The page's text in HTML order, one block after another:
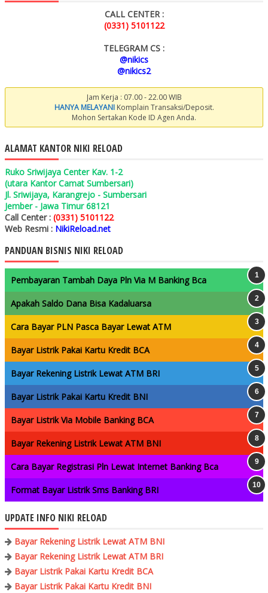
CALL CENTER :
(0331) 5101122
TELEGRAM CS :
@nikics
@nikics2
Jam Kerja : 07.00 - 22.00 WIB
HANYA MELAYANIKomplain Transaksi/Deposit.
Mohon Sertakan Kode ID Agen Anda.
ALAMAT KANTOR NIKI RELOAD
Ruko Sriwijaya Center Kav. 1-2
(utara Kantor Camat Sumbersari)
Jl. Sriwijaya, Karangrejo - Sumbersari
Jember - Jawa Timur 68121
Call Center : (0331) 5101122
Web Resmi : NikiReload.net
PANDUAN BISNIS NIKI RELOAD
Pembayaran Tambah Daya Pln Via M Banking Bca
Apakah Saldo Dana Bisa Kadaluarsa
Cara Bayar PLN Pasca Bayar Lewat ATM
Bayar Listrik Pakai Kartu Kredit BCA
Bayar Rekening Listrik Lewat ATM BRI
Bayar Listrik Pakai Kartu Kredit BNI
Bayar Listrik Via Mobile Banking BCA
Bayar Rekening Listrik Lewat ATM BNI
Cara Bayar Registrasi Pln Lewat Internet Banking Bca
Format Bayar Listrik Sms Banking BRI
UPDATE INFO NIKI RELOAD
Bayar Rekening Listrik Lewat ATM BNI
Bayar Rekening Listrik Lewat ATM BRI
Bayar Listrik Pakai Kartu Kredit BCA
Bayar Listrik Pakai Kartu Kredit BNI